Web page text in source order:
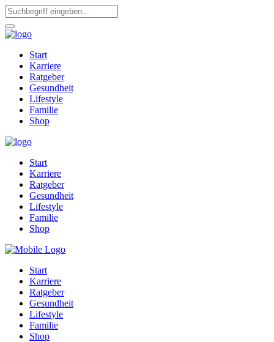
Start
Karriere
Ratgeber
Gesundheit
Lifestyle
Familie
Shop
Start
Karriere
Ratgeber
Gesundheit
Lifestyle
Familie
Shop
Start
Karriere
Ratgeber
Gesundheit
Lifestyle
Familie
Shop